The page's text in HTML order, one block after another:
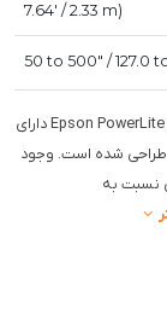
7.64' / 2.33 m)
50 to 500" / 127.0
این ویژگی به این معناست که پروژکتور Epson PowerLite L730U دارای
طراحی شده است. وجود
نسبت به